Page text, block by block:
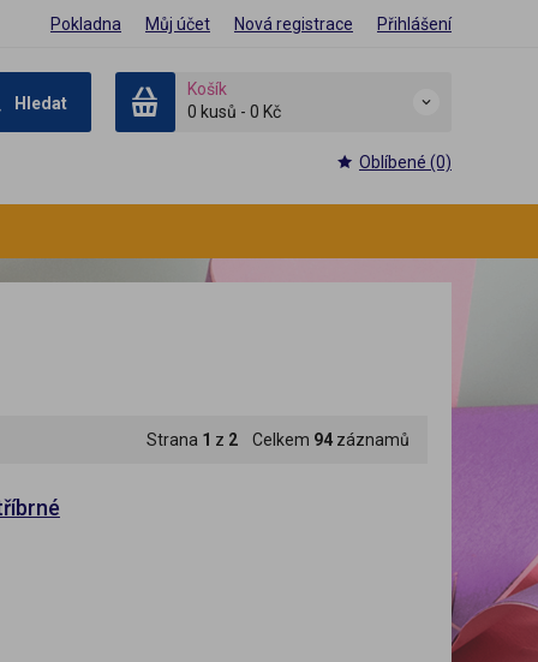
Pokladna Můj účet Nová registrace Přihlášení
Hledat
Košík
0 kusů - 0 Kč
Oblíbené (0)
Strana 1 z 2 Celkem 94 záznamů